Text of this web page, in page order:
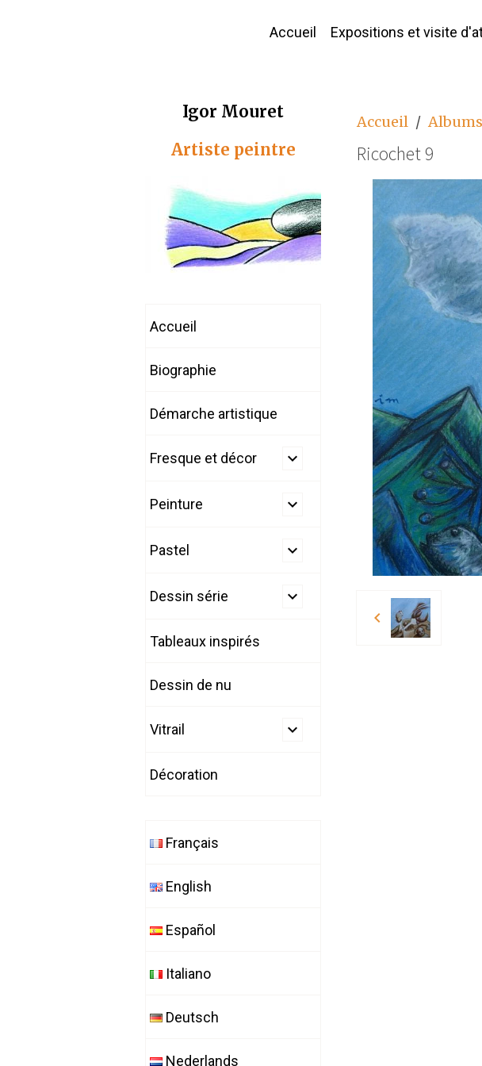
Accueil Expositions et visite
Accueil
Ricochet 9
Igor Mouret
Artiste peintre
Accueil
Biographie
Démarche artistique
Fresque et décor
Peinture
Pastel
Dessin série
Tableaux inspirés
Dessin de nu
Vitrail
Décoration
Français
English
Español
Italiano
Deutsch
Nederlands